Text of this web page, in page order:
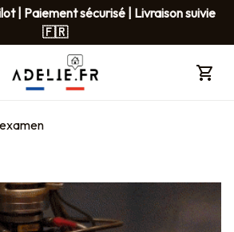
| Paiement sécurisé | Livraison suivie
🇫🇷